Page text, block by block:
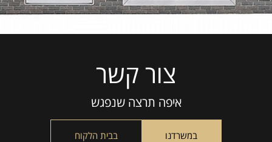
צור קשר
איפה תרצה שנפגש
במשרדנו בבית הלקוח